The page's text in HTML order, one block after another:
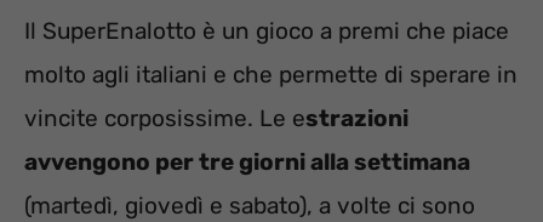
Il SuperEnalotto è un gioco a premi che piace
molto agli italiani e che permette di sperare in
vincite corposissime. Le estrazioni
avvengono per tre giorni alla settimana
(martedì, giovedì e sabato), a volte ci sono